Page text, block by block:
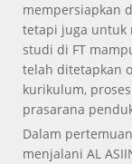
mempersiapkan
tetapi juga untuk
studi di FT
telah ditetapkan
kurikulum,
prasarana
Dalam
menjalani AL